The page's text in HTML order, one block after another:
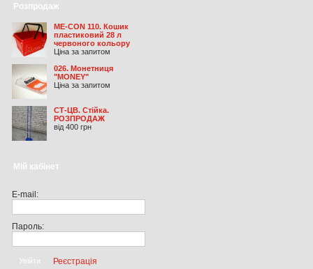
Розпродаж
ME-CON 110. Кошик
пластиковий 28 л
червоного кольору
Ціна за запитом
026. Монетниця
"MONEY"
Ціна за запитом
СТ-ЦВ. Стійка.
РОЗПРОДАЖ
від 400 грн
Мій кабінет
E-mail:
Пароль:
Реєстрація